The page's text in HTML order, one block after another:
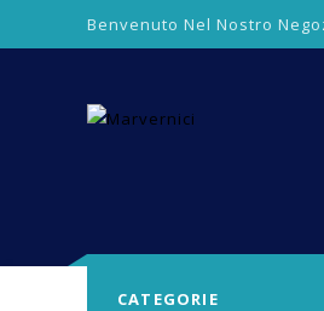
Benvenuto Nel Nostro
CATEGORIE